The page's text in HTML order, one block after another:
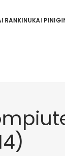
RANKINUKAI